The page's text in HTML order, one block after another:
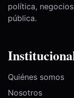
política,
pública.
Quiénes somos
Nosotros